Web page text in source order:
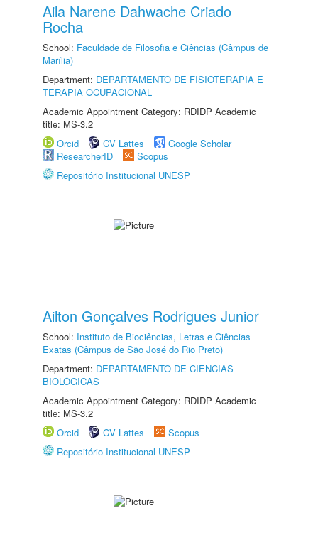
Aila Narene Dahwache Criado
Rocha
School: Faculdade de Filosofia e Ciências (Câmpus de
Marília)
Department: DEPARTAMENTO DE FISIOTERAPIA E
TERAPIA OCUPACIONAL
Academic Appointment Category: RDIDP Academic
title: MS-3.2
Orcid
CV Lattes
Google Scholar
ResearcherID
Scopus
Repositório Institucional UNESP
Ailton Gonçalves Rodrigues Junior
School: Instituto de Biociências, Letras e Ciências
Exatas (Câmpus de São José do Rio Preto)
Department: DEPARTAMENTO DE CIÊNCIAS
BIOLÓGICAS
Academic Appointment Category: RDIDP Academic
title: MS-3.2
Orcid
CV Lattes
Scopus
Repositório Institucional UNESP